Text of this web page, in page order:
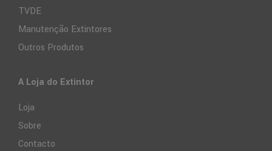
TVDE
Manutenção Extintores
Outros Produtos
A Loja do Extintor
Loja
Sobre
Contacto